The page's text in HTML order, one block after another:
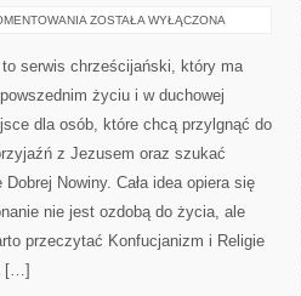
EZOTERYKA
ZOSTAŁA WYŁĄCZONA
serwis chrześcijański, który ma
życiu i w duchowej
dla osób, które chcą przylgnąć do
z Jezusem oraz szukać
Nowiny. Cała idea opiera się
nie jest ozdobą do życia, ale
przeczytać Konfucjanizm i Religie
[…]